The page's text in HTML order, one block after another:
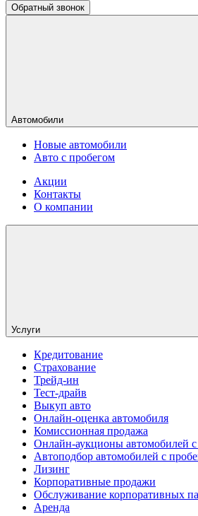
Обратный звонок
Автомобили
Новые автомобили
Авто с пробегом
Акции
Контакты
О компании
Услуги
Кредитование
Страхование
Трейд-ин
Тест-драйв
Выкуп авто
Онлайн-оценка автомобиля
Комиссионная продажа
Онлайн-аукционы автомобилей
Автоподбор автомобилей с
Лизинг
Корпоративные продажи
Обслуживание корпоративных
Аренда